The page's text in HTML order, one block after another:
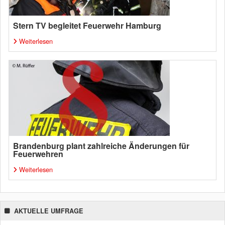
Stern TV begleitet Feuerwehr Hamburg
Weiterlesen
Brandenburg plant zahlreiche Änderungen für
Feuerwehren
Weiterlesen
AKTUELLE UMFRAGE